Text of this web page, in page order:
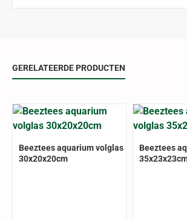
GERELATEERDE PRODUCTEN
ALLEEN AFHALEN
Beeztees aquarium volglas
30x20x20cm
ALLEEN AFHALEN
Beeztees